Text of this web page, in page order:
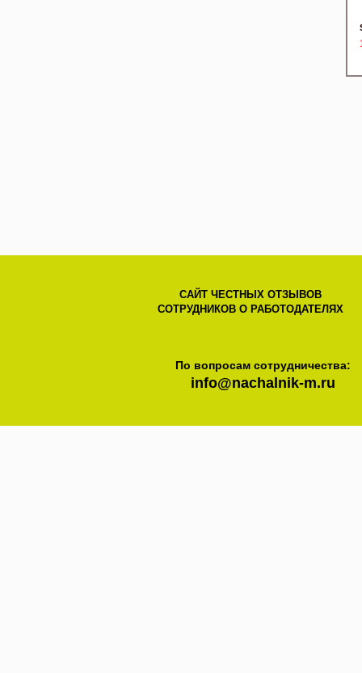
САЙТ ЧЕСТНЫХ ОТЗЫВОВ
СОТРУДНИКОВ О РАБОТОДАТЕЛЯХ
По вопросам сотрудничества:
info@nachalnik-m.ru